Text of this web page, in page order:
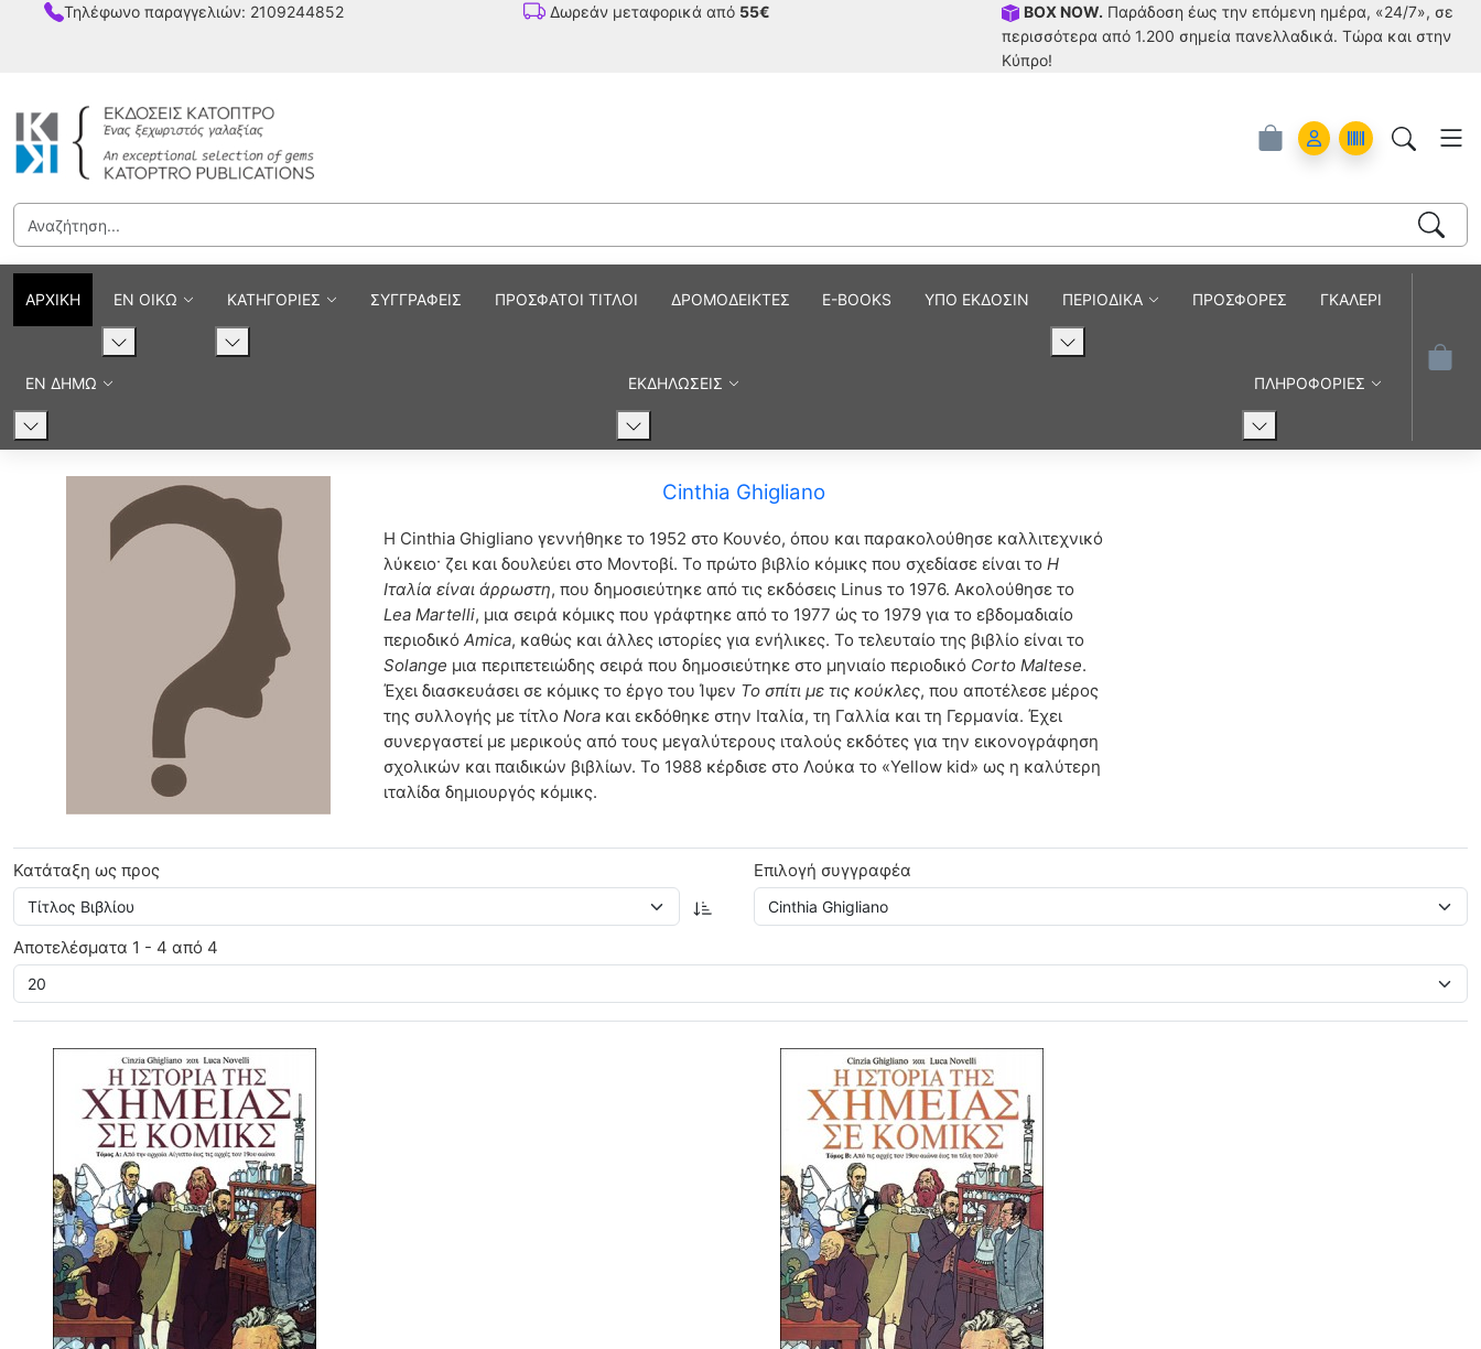
Τηλέφωνο παραγγελιών: 2109244852 Δωρεάν μεταφορικά από 55€ BOX NOW. Παράδοση έως την επόμενη ημέρα, «24/7», σε
περισσότερα από 1.200 σημεία πανελλαδικά. Tώρα και στην
Κύπρο!
Account
Orders
ΑΡΧΙΚΗ ΕΝ ΟΙΚΩ ΚΑΤΗΓΟΡΙΕΣ ΣΥΓΓΡΑΦΕΙΣ ΠΡΟΣΦΑΤΟΙ ΤΙΤΛΟΙ ΔΡΟΜΟΔΕΙΚΤΕΣ E-BOOKS ΥΠΟ ΕΚΔΟΣΙΝ ΠΕΡΙΟΔΙΚΑ ΠΡΟΣΦΟΡΕΣ ΓΚΑΛΕΡΙ
ΕΝ ΔΗΜΩ ΕΚΔΗΛΩΣΕΙΣ ΠΛΗΡΟΦΟΡΙΕΣ
Cinthia Ghigliano Cinthia Ghigliano
Η Cinthia Ghigliano γεννήθηκε το 1952 στο Κουνέο, όπου και παρακολούθησε καλλιτεχνικό
λύκειο· ζει και δουλεύει στο Μοντοβί. Το πρώτο βιβλίο κόμικς που σχεδίασε είναι το Η
Ιταλία είναι άρρωστη, που δημοσιεύτηκε από τις εκδόσεις Linus το 1976. Ακολούθησε το
Lea Martelli, μια σειρά κόμικς που γράφτηκε από το 1977 ώς το 1979 για το εβδομαδιαίο
περιοδικό Amica, καθώς και άλλες ιστορίες για ενήλικες. Το τελευταίο της βιβλίο είναι το
Solange μια περιπετειώδης σειρά που δημοσιεύτηκε στο μηνιαίο περιοδικό Corto Maltese.
Έχει διασκευάσει σε κόμικς το έργο του Ίψεν Το σπίτι με τις κούκλες, που αποτέλεσε μέρος
της συλλογής με τίτλο Nora και εκδόθηκε στην Ιταλία, τη Γαλλία και τη Γερμανία. Έχει
συνεργαστεί με μερικούς από τους μεγαλύτερους ιταλούς εκδότες για την εικονογράφηση
σχολικών και παιδικών βιβλίων. Το 1988 κέρδισε στο Λoύκα το «Yellow kid» ως η καλύτερη
ιταλίδα δημιουργός κόμικς.
Κατάταξη ως προς Επιλογή συγγραφέα
Αποτελέσματα 1 - 4 από 4